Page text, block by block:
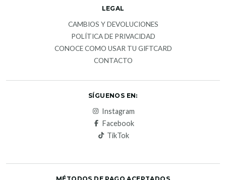
LEGAL
CAMBIOS Y DEVOLUCIONES
POLÍTICA DE PRIVACIDAD
CONOCE COMO USAR TU GIFTCARD
CONTACTO
SÍGUENOS EN:
Instagram
Facebook
TikTok